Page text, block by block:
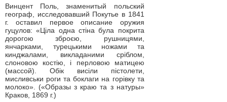
Винцент Поль, знаменитый польский
географ, исследовавший Покутье в 1841
г. оставил первое описание оружия
гуцулов: «Ціла одна стіна була покрита
дорогою зброєю, рушницями,
янчарками, турецькими ножами та
кинджалами, викладаними сріблом,
слоновою костію, і перловою матицею
(массой). Обік висіли пістолети,
мисливськи роги та боклаги на горівку та
молоко». («Образы з краю та з натуры»
Краков, 1869 г.)